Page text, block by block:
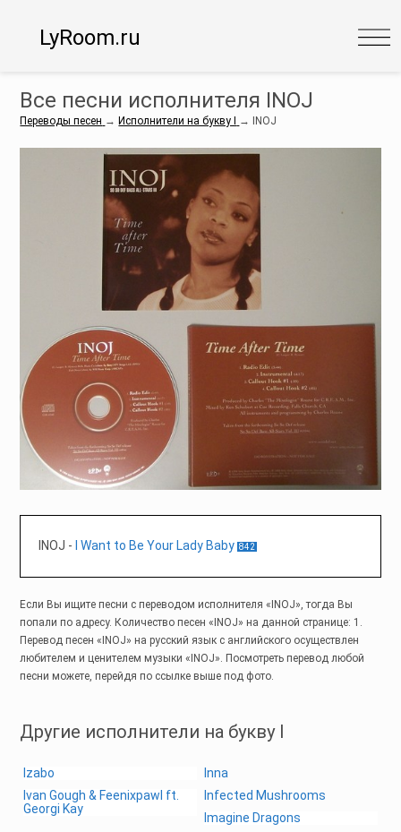
LyRoom.ru
Все песни исполнителя INOJ
Переводы песен → Исполнители на букву I → INOJ
INOJ - I Want to Be Your Lady Baby 842
Если Вы ищите песни с переводом исполнителя «INOJ», тогда Вы
попали по адресу. Количество песен «INOJ» на данной странице: 1.
Перевод песен «INOJ» на русский язык с английского осуществлен
любителем и ценителем музыки «INOJ». Посмотреть перевод любой
песни можете, перейдя по ссылке выше под фото.
Другие исполнители на букву I
Izabo
Inna
Ivan Gough & Feenixpawl ft.
Georgi Kay
Infected Mushrooms
Imagine Dragons